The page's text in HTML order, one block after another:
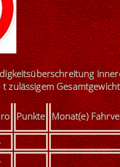
zulässigem
Punkte Monat(e)